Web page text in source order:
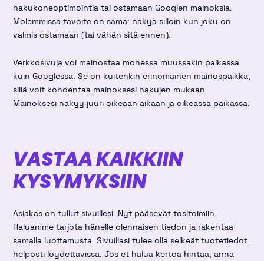
hakukoneoptimointia tai ostamaan Googlen mainoksia.
Molemmissa tavoite on sama: näkyä silloin kun joku on
valmis ostamaan (tai vähän sitä ennen).
Verkkosivuja voi mainostaa monessa muussakin paikassa
kuin Googlessa. Se on kuitenkin erinomainen mainospaikka,
sillä voit kohdentaa mainoksesi hakujen mukaan.
Mainoksesi näkyy juuri oikeaan aikaan ja oikeassa paikassa.
VASTAA KAIKKIIN
KYSYMYKSIIN
Asiakas on tullut sivuillesi. Nyt pääsevät tositoimiin.
Haluamme tarjota hänelle olennaisen tiedon ja rakentaa
samalla luottamusta. Sivuillasi tulee olla selkeät tuotetiedot
helposti löydettävissä. Jos et halua kertoa hintaa, anna